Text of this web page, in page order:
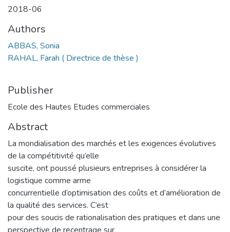
2018-06
Authors
ABBAS, Sonia
RAHAL, Farah ( Directrice de thèse )
Publisher
Ecole des Hautes Etudes commerciales
Abstract
La mondialisation des marchés et les exigences évolutives
de la compétitivité qu’elle
suscite, ont poussé plusieurs entreprises à considérer la
logistique comme arme
concurrentielle d’optimisation des coûts et d’amélioration de
la qualité des services. C’est
pour des soucis de rationalisation des pratiques et dans une